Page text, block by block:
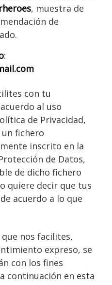
, muestra de
de
:
con tu
al uso
de Privacidad,
fichero
inscrito en la
de Datos,
de dicho fichero
quiere decir que tus
acuerdo a lo que
nos facilites,
expreso, se
con los fines
continuación en esta